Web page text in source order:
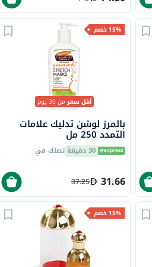
15% خصم
أقل سعرمن 30 يوم
بالمرز لوشن تدليك علامات
التمدد 250 مل
30 دقيقة تصلك في
31.66
37.25
15% خصم